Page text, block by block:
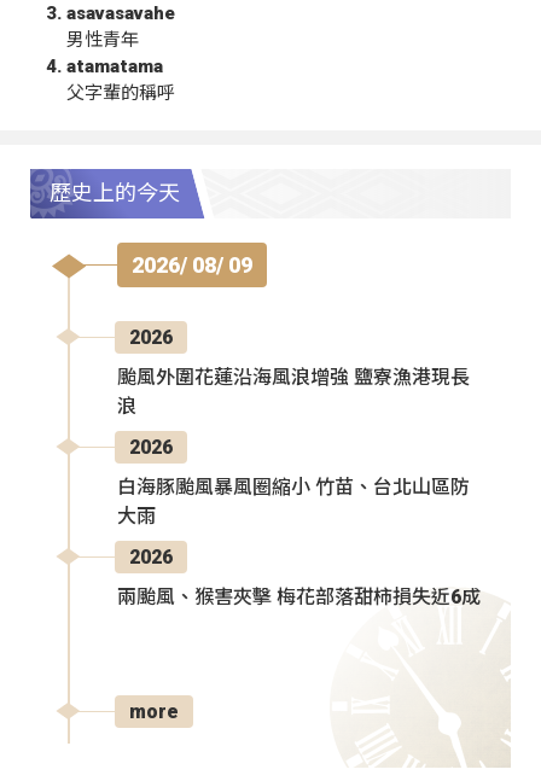
asavasavahe
男性青年
atamatama
父字輩的稱呼
歷史上的今天
2026/ 08/ 09
2026
颱風外圍花蓮沿海風浪增強 鹽寮漁港現長
浪
2026
白海豚颱風暴風圈縮小 竹苗、台北山區防
大雨
2026
兩颱風、猴害夾擊 梅花部落甜柿損失近6成
more